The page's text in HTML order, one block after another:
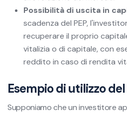
Possibilità di uscita in
scadenza del PEP,
recuperare il proprio
vitalizia o di capitale, con
reddito in caso di rendita
Esempio di utilizzo del
Supponiamo che un investitore